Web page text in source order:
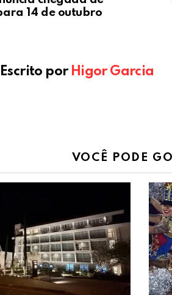
14 de outubro
Escrito por Higor Garcia
VOCÊ PODE